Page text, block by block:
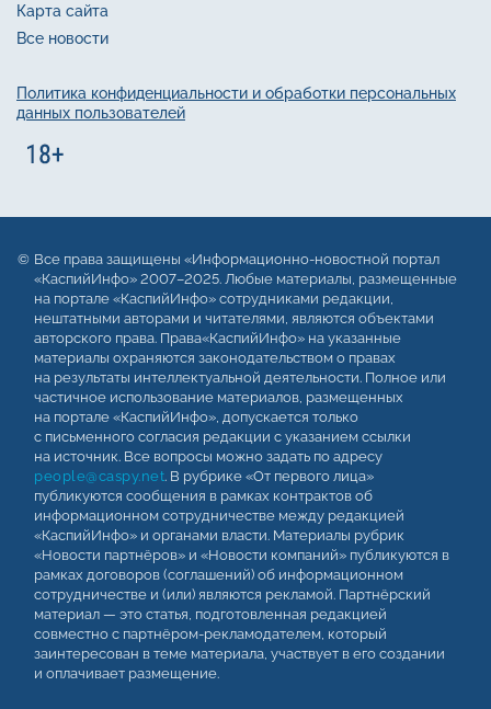
Карта сайта
Все новости
Политика конфиденциальности и обработки персональных
данных пользователей
Все права защищены «Информационно-новостной портал
«КаспийИнфо» 2007–2025. Любые материалы, размещенные
на портале «КаспийИнфо» сотрудниками редакции,
нештатными авторами и читателями, являются объектами
авторского права. Права«КаспийИнфо» на указанные
материалы охраняются законодательством о правах
на результаты интеллектуальной деятельности. Полное или
частичное использование материалов, размещенных
на портале «КаспийИнфо», допускается только
с письменного согласия редакции с указанием ссылки
на источник. Все вопросы можно задать по адресу
people@caspy.net. В рубрике «От первого лица»
публикуются сообщения в рамках контрактов об
информационном сотрудничестве между редакцией
«КаспийИнфо» и органами власти. Материалы рубрик
«Новости партнёров» и «Новости компаний» публикуются в
рамках договоров (соглашений) об информационном
сотрудничестве и (или) являются рекламой. Партнёрский
материал — это статья, подготовленная редакцией
совместно с партнёром-рекламодателем, который
заинтересован в теме материала, участвует в его создании
и оплачивает размещение.